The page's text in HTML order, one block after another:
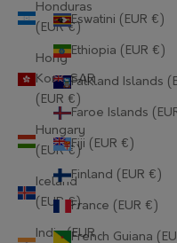
Honduras
(EUR €)
Hong
Kong SAR
(EUR €)
Hungary
(EUR €)
Iceland
(EUR €)
India (EUR
Eswatini (EUR €)
Ethiopia (EUR €)
Falkland Islands
Faroe Islands
Fiji (EUR €)
Finland (EUR €)
France (EUR €)
French Guiana